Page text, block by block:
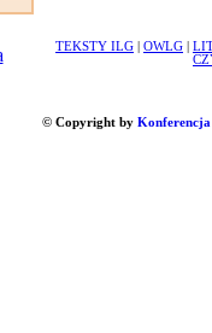
TEKSTY ILG OWLG
© Copyright by Konferencja